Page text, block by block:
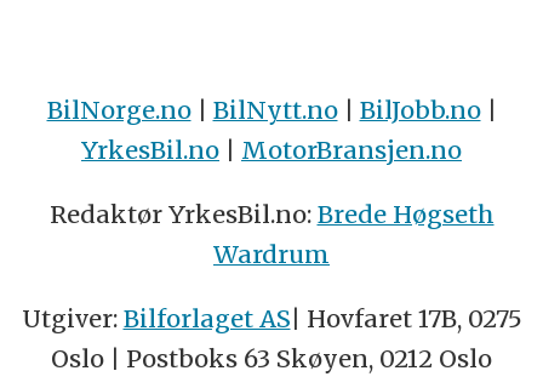
BilNorge.no| BilNytt.no| BilJobb.no|
YrkesBil.no | MotorBransjen.no
Redaktør YrkesBil.no: Brede Høgseth
Wardrum
Utgiver: Bilforlaget AS| Hovfaret 17B, 0275
Oslo | Postboks 63 Skøyen, 0212 Oslo